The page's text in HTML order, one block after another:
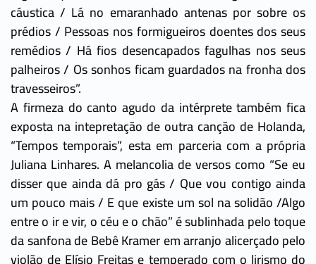
cáustica / Lá no emaranhado antenas por sobre os
prédios / Pessoas nos formigueiros doentes dos seus
remédios / Há fios desencapados fagulhas nos seus
palheiros / Os sonhos ficam guardados na fronha dos
travesseiros”.
A firmeza do canto agudo da intérprete também fica
exposta na intepretação de outra canção de Holanda,
“Tempos temporais”, esta em parceria com a própria
Juliana Linhares. A melancolia de versos como “Se eu
disser que ainda dá pro gás / Que vou contigo ainda
um pouco mais / E que existe um sol na solidão /Algo
entre o ir e vir, o céu e o chão” é sublinhada pelo toque
da sanfona de Bebê Kramer em arranjo alicerçado pelo
violão de Elísio Freitas e temperado com o lirismo do